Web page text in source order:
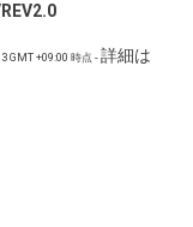
GMT +09:00 時点 -詳細は